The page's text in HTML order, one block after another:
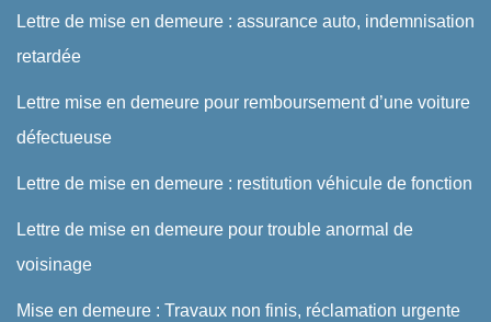
Lettre de mise en demeure : assurance auto, indemnisation
retardée
Lettre mise en demeure pour remboursement d’une voiture
défectueuse
Lettre de mise en demeure : restitution véhicule de fonction
Lettre de mise en demeure pour trouble anormal de
voisinage
Mise en demeure : Travaux non finis, réclamation urgente